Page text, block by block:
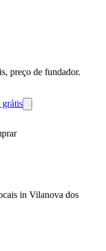
preço de fundador.
grátis
in Vilanova dos